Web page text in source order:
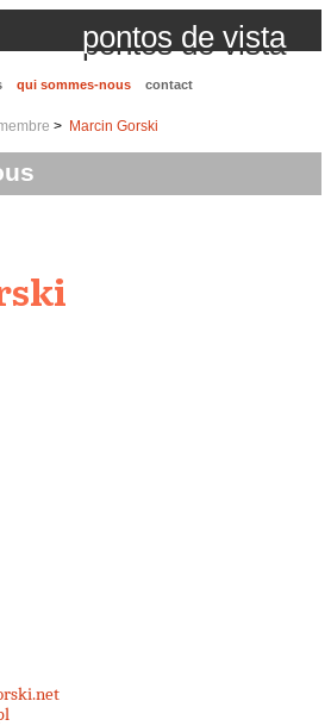
pontos de vista
qui sommes-nous contact
Marcin Gorski